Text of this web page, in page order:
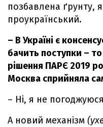
позбавлена ґрунту,
проукраїнський.
– В Україні є
бачить поступки – то
рішення ПАРЄ 2019
Москва сприйняла
– Ні, я не
А новий механізм